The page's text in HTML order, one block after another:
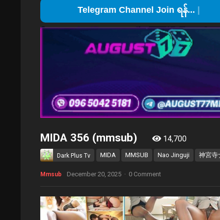
Tel
MIDA 356 (mmsub) 14,700
Dark Plus Tv MIDA MMSUB Nao Jinguji 神宮寺
Mmsub December 20, 2025 · 0 Comment